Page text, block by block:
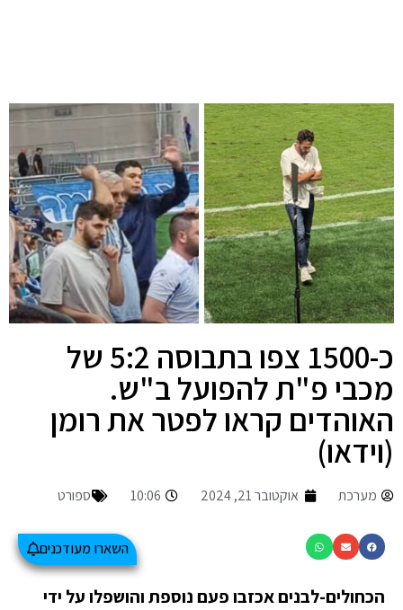
כ-1500 צפו בתבוסה 5:2 של
מכבי פ"ת להפועל ב"ש.
האוהדים קראו לפטר את רומן
(וידאו)
מערכת אוקטובר 21, 2024 10:06 ספורט
השארו מעודכנים
הכחולים-לבנים אכזבו פעם נוספת והושפלו על ידי